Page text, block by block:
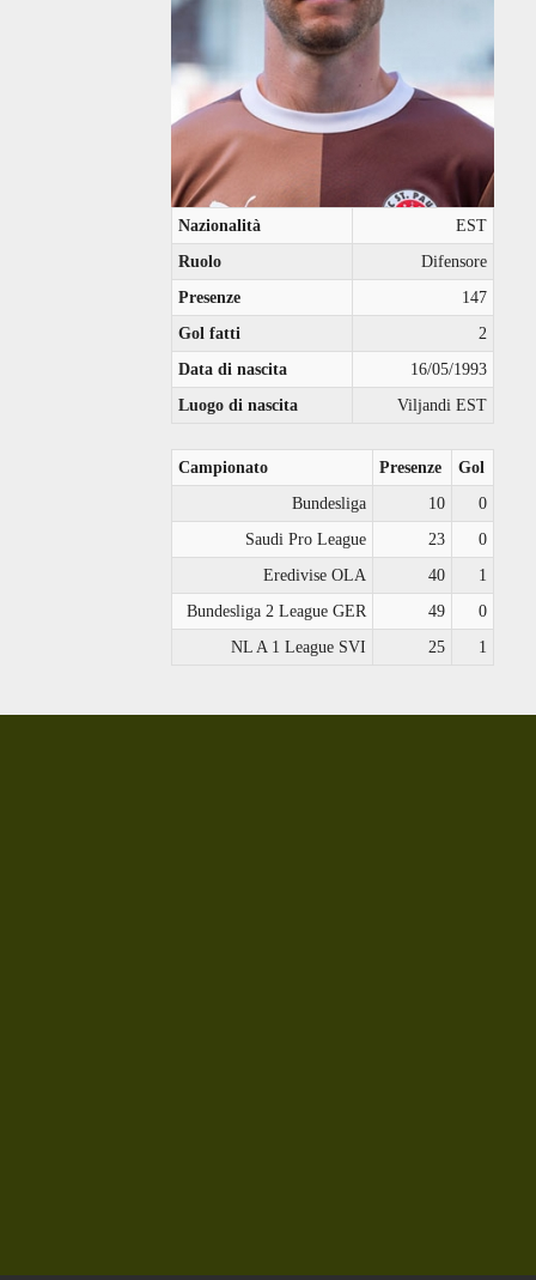
Nazionalità
EST
Ruolo
Difensore
Presenze
147
Gol fatti
2
Data di nascita
16/05/1993
Luogo di nascita
Viljandi EST
Campionato Presenze
Gol
Bundesliga
10
0
Saudi Pro League
23
0
Eredivise OLA
40
1
Bundesliga 2 League GER
49
0
NL A 1 League SVI
25 1